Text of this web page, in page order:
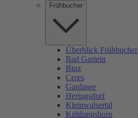
Frühbucher
Überblick Frühbucher
Bad Gastein
Binz
Ceres
Gardasee
Heringsdorf
Kleinwalsertal
Kühlungsborn